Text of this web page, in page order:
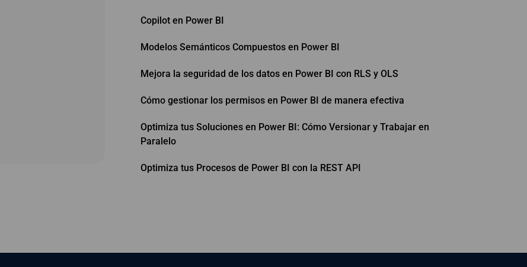
Copilot en Power BI
Modelos Semánticos Compuestos en Power BI
Mejora la seguridad de los datos en Power BI con RLS y OLS
Cómo gestionar los permisos en Power BI de manera efectiva
Optimiza tus Soluciones en Power BI: Cómo Versionar y Trabajar en
Paralelo
Optimiza tus Procesos de Power BI con la REST API